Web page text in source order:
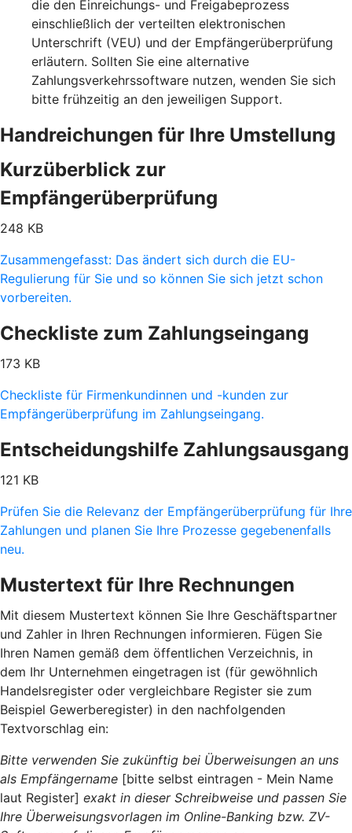
die den Einreichungs- und Freigabeprozess
einschließlich der verteilten elektronischen
Unterschrift (VEU) und der Empfängerüberprüfung
erläutern. Sollten Sie eine alternative
Zahlungsverkehrssoftware nutzen, wenden Sie sich
bitte frühzeitig an den jeweiligen Support.
Handreichungen für Ihre Umstellung
Kurzüberblick zur
Empfängerüberprüfung
248 KB
Zusammengefasst: Das ändert sich durch die EU-
Regulierung für Sie und so können Sie sich jetzt schon
vorbereiten.
Checkliste zum Zahlungseingang
173 KB
Checkliste für Firmenkundinnen und -kunden zur
Empfängerüberprüfung im Zahlungseingang.
Entscheidungshilfe Zahlungsausgang
121 KB
Prüfen Sie die Relevanz der Empfängerüberprüfung für Ihre
Zahlungen und planen Sie Ihre Prozesse gegebenenfalls
neu.
Mustertext für Ihre Rechnungen
Mit diesem Mustertext können Sie Ihre Geschäftspartner
und Zahler in Ihren Rechnungen informieren. Fügen Sie
Ihren Namen gemäß dem öffentlichen Verzeichnis, in
dem Ihr Unternehmen eingetragen ist (für gewöhnlich
Handelsregister oder vergleichbare Register sie zum
Beispiel Gewerberegister) in den nachfolgenden
Textvorschlag ein:
Bitte verwenden Sie zukünftig bei Überweisungen an uns
als Empfängername [bitte selbst eintragen - Mein Name
laut Register] exakt in dieser Schreibweise und passen Sie
Ihre Überweisungsvorlagen im Online-Banking bzw. ZV-